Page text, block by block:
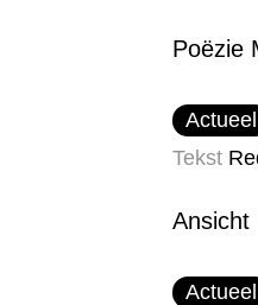
Poëzie
Actueel
Tekst
Ansicht
Actueel